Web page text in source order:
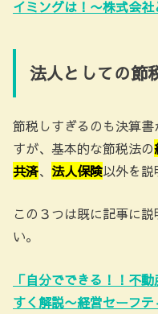
イミングは！〜株式会
法人としての節
節税しすぎるのも決算
すが、基本的な節税法の
共済、 法人保険以外を説
この３つは既に記事に
い。
「自分でできる！！不
すく解説〜経営セーフ